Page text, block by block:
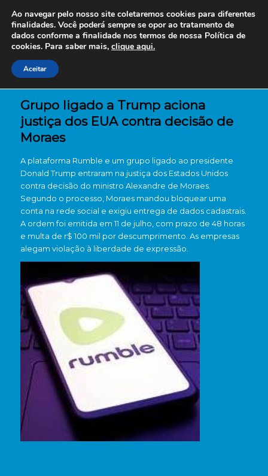
Grupo ligado a Trump aciona
justiça dos EUA contra decisão de
Moraes
A plataforma Rumble e um grupo ligado ao presidente
Donald Trump entraram na justiça dos Estados Unidos
contra decisão do ministro Alexandre de Moraes.
Segundo o processo, Moraes mandou bloquear uma
conta na rede social e exigiu entrega de dados cadastrais.
A ordem foi emitida em 11 de julho, com prazo de 48 horas
e multa de r$ 100 mil por descumprimento. As empresas
alegam violação à liberdade de expressão.
Ao navegar pelo nosso site coletaremos cookies para diferentes
finalidades. Você poderá sempre se opor ao tratamento de
dados conforme a finalidade nos termos de nossa Política de
cookies. Para saber mais, clique aqui.
Aceitar